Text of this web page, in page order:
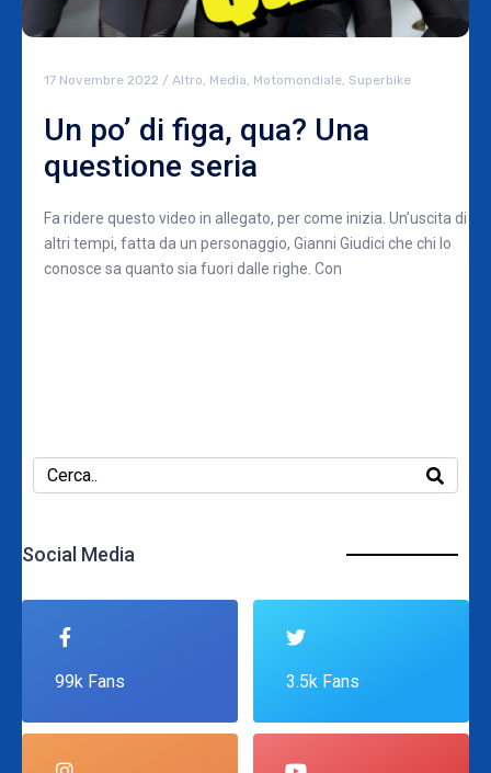
17 Novembre 2022 / Altro, Media, Motomondiale, Superbike
Un po’ di figa, qua? Una
questione seria
Fa ridere questo video in allegato, per come inizia. Un’uscita di
altri tempi, fatta da un personaggio, Gianni Giudici che chi lo
conosce sa quanto sia fuori dalle righe. Con
Social Media
99k Fans 3.5k Fans